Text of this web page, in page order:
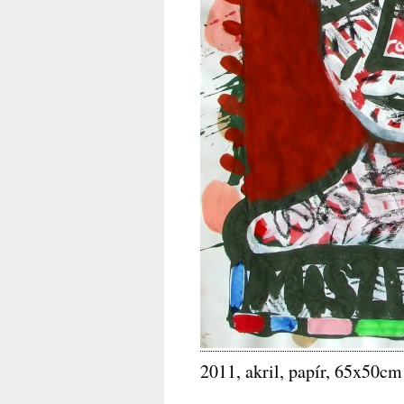
2011, akril, papír, 65x50cm